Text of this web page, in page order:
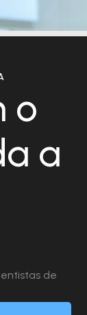
o
a
de